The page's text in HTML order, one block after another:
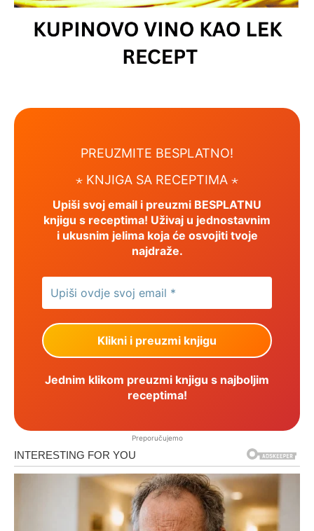
PREUZMITE BESPLATNO!
⋆ KNJIGA SA RECEPTIMA ⋆
Upiši svoj email i preuzmi BESPLATNU
knjigu s receptima! Uživaj u jednostavnim
i ukusnim jelima koja će osvojiti tvoje
najdraže.
Jednim klikom preuzmi knjigu s najboljim
receptima!
Preporučujemo